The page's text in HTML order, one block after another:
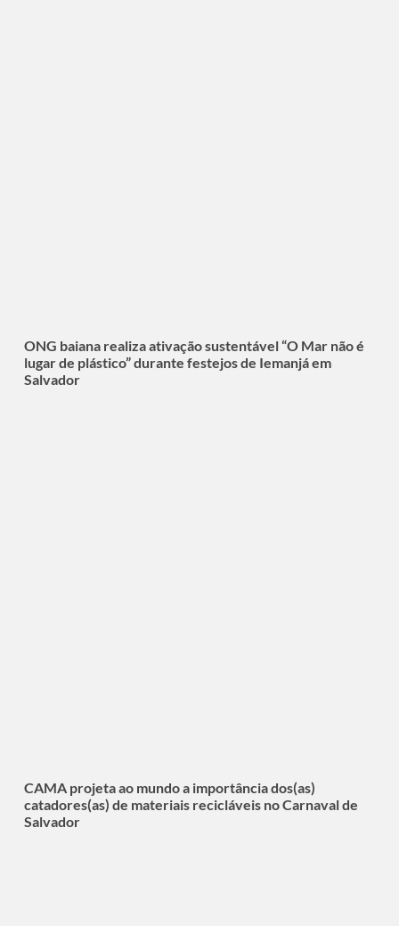
ONG baiana realiza ativação sustentável “O Mar não é
lugar de plástico” durante festejos de Iemanjá em
Salvador
CAMA projeta ao mundo a importância dos(as)
catadores(as) de materiais recicláveis no Carnaval de
Salvador